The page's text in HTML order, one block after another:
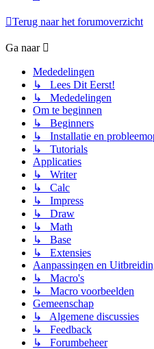
Terug naar het forumoverzicht
Ga naar
Mededelingen
↳ Lees Dit Eerst!
↳ Mededelingen
Om te beginnen
↳ Beginners
↳ Installatie en
↳ Tutorials
Applicaties
↳ Writer
↳ Calc
↳ Impress
↳ Draw
↳ Math
↳ Base
↳ Extensies
Aanpassingen en
↳ Macro's
↳ Macro voorbeelden
Gemeenschap
↳ Algemene discussies
↳ Feedback
↳ Forumbeheer